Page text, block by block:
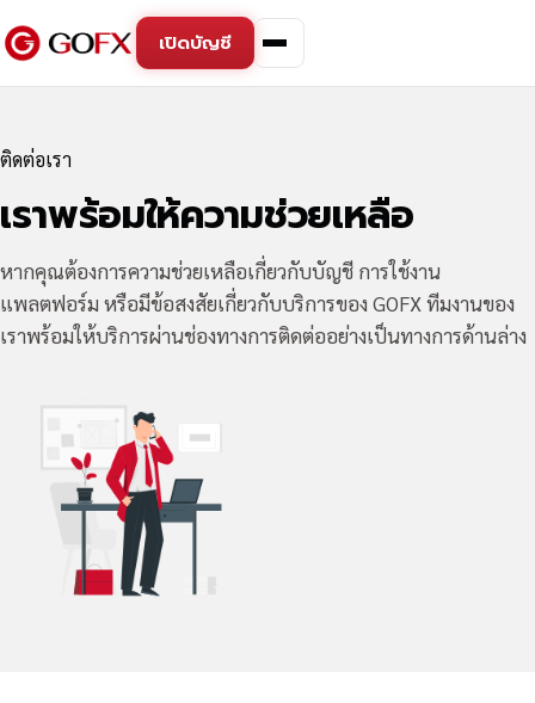
เปิดบัญชี
ติดต่อเรา
เราพร้อมให้ความช่วยเหลือ
หากคุณต้องการความช่วยเหลือเกี่ยวกับบัญชี การใช้งาน
แพลตฟอร์ม หรือมีข้อสงสัยเกี่ยวกับบริการของ GOFX ทีมงานของ
เราพร้อมให้บริการผ่านช่องทางการติดต่ออย่างเป็นทางการด้านล่าง